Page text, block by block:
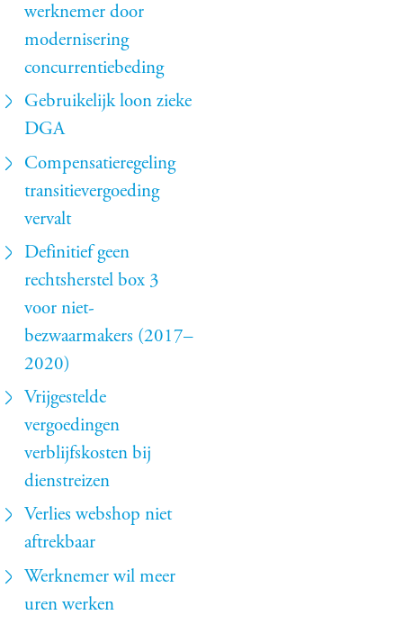
werknemer door
modernisering
concurrentiebeding
Gebruikelijk loon zieke
DGA
Compensatieregeling
transitievergoeding
vervalt
Definitief geen
rechtsherstel box 3
voor niet-
bezwaarmakers (2017–
2020)
Vrijgestelde
vergoedingen
verblijfskosten bij
dienstreizen
Verlies webshop niet
aftrekbaar
Werknemer wil meer
uren werken